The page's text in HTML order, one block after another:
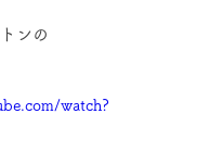
ンの
watch?